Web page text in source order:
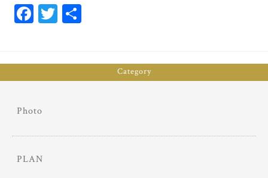
Fa
ok
T
er Category
Photo
PLAN